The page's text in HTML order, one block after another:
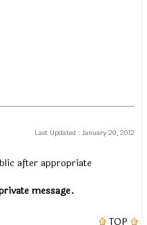
Last Updated : January 20, 2012
after appropriate
message.
TOP